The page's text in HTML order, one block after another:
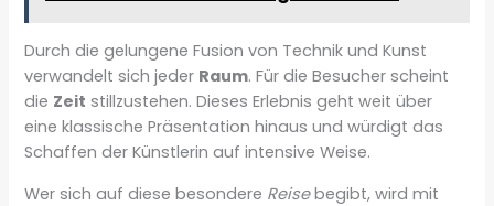
Durch die gelungene Fusion von Technik und Kunst
verwandelt sich jeder Raum. Für die Besucher scheint
die Zeit stillzustehen. Dieses Erlebnis geht weit über
eine klassische Präsentation hinaus und würdigt das
Schaffen der Künstlerin auf intensive Weise.
Wer sich auf diese besondere Reisebegibt, wird mit